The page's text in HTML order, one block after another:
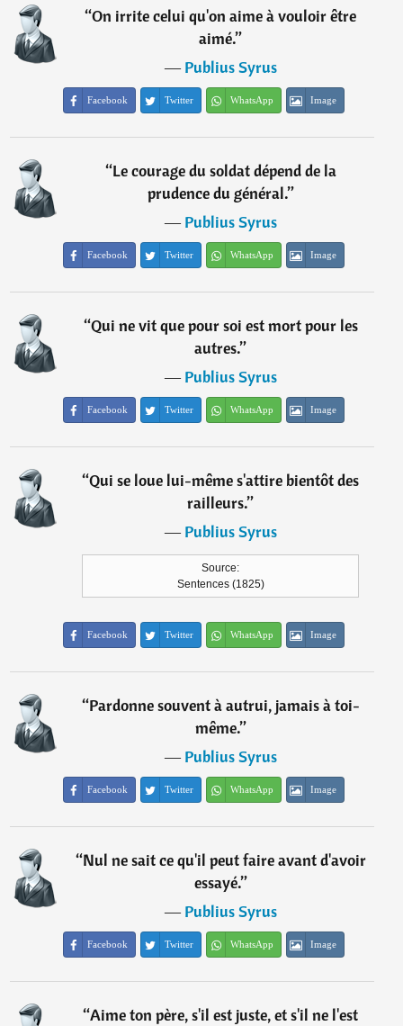
“On irrite celui qu'on aime à vouloir être
aimé.”
―Publius Syrus
Facebook Twitter WhatsApp Image
“Le courage du soldat dépend de la
prudence du général.”
―Publius Syrus
Facebook Twitter WhatsApp Image
“Qui ne vit que pour soi est mort pour les
autres.”
―Publius Syrus
Facebook Twitter WhatsApp Image
“Qui se loue lui-même s'attire bientôt des
railleurs.”
―Publius Syrus
Source:
Sentences (1825)
Facebook Twitter WhatsApp Image
“Pardonne souvent à autrui, jamais à toi-
même.”
―Publius Syrus
Facebook Twitter WhatsApp Image
“Nul ne sait ce qu'il peut faire avant d'avoir
essayé.”
―Publius Syrus
Facebook Twitter WhatsApp Image
“Aime ton père, s'il est juste, et s'il ne l'est